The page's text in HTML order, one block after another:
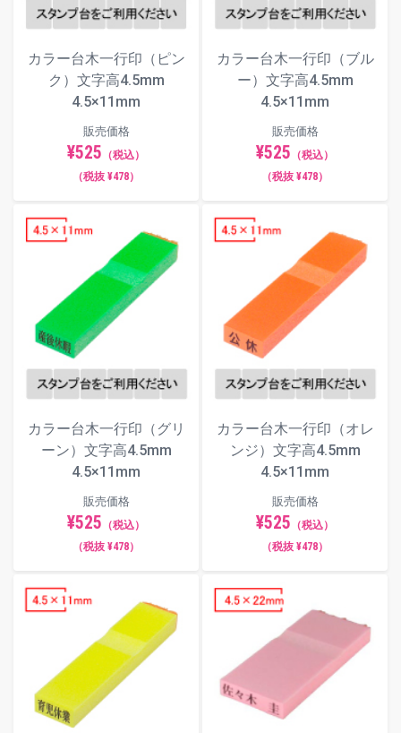
丸ゴシック体
毛筆体
カラー台木一行印（ピン
ク）文字高4.5mm
4.5×11mm
販売価格
¥525 （税込）
（税抜 ¥478）
カラー台木一行印（ブル
ー）文字高4.5mm
4.5×11mm
販売価格
¥525 （税込）
（税抜 ¥478）
カラー台木一行印（グリ
ーン）文字高4.5mm
4.5×11mm
販売価格
¥525 （税込）
（税抜 ¥478）
カラー台木一行印（オレ
ンジ）文字高4.5mm
4.5×11mm
販売価格
¥525 （税込）
（税抜 ¥478）